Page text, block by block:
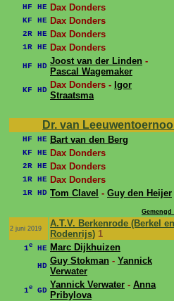
HF HE Dax Donders
KF HE Dax Donders
2R HE Dax Donders
1R HE Dax Donders
HF HD Joost van der Linden -
Pascal Wagemaker
KF HD Dax Donders - Igor
Straatsma
Dr. van
HF HE Bart van den Berg
KF HE Dax Donders
2R HE Dax Donders
1R HE Dax Donders
1R HD Tom Clavel - Guy den Heijer
2 juni 2019
A.T.V. Berkenrode (Berkel en
Rodenrijs) 1
1e HE Marc Dijkhuizen
HD Guy Stokman - Yannick
Verwater
1e GD
Yannick Verwater - Anna
Pribylova